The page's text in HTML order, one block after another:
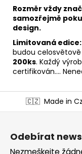
Rozměr vždy
samozřejmě
design.
Limitovaná edice:
budou
200ks. Každý
certifikován....
á
🇨🇿 Made in
Odebírat